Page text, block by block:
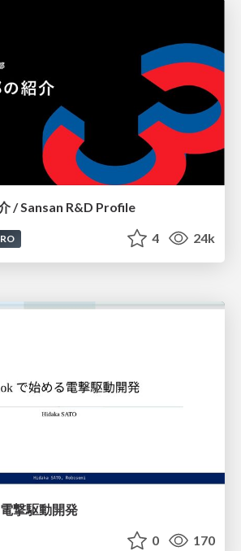
/ Sansan R&D Profile
4 24k
撃駆動開発
0 170